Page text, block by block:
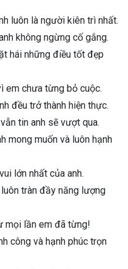
luôn là người kiên trì nhất.
không ngừng cố gắng.
hái những điều tốt đẹp
em chưa từng bỏ cuộc.
đều trở thành hiện thực.
tin anh sẽ vượt qua.
mong muốn và luôn hạnh
lớn nhất của anh.
tràn đầy năng lượng
mọi lần em đã từng!
công và hạnh phúc trọn